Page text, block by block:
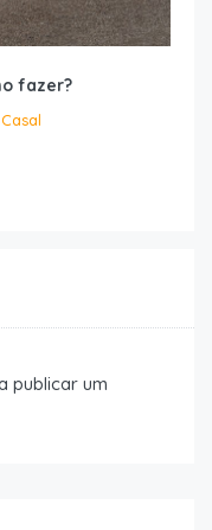
fazer?
publicar um